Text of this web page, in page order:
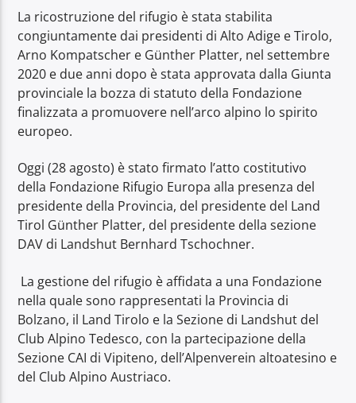
La ricostruzione del rifugio è stata stabilita
congiuntamente dai presidenti di Alto Adige e Tirolo,
Arno Kompatscher e Günther Platter, nel settembre
2020 e due anni dopo è stata approvata dalla Giunta
provinciale la bozza di statuto della Fondazione
finalizzata a promuovere nell’arco alpino lo spirito
europeo.
Oggi (28 agosto) è stato firmato l’atto costitutivo
della Fondazione Rifugio Europa alla presenza del
presidente della Provincia, del presidente del Land
Tirol Günther Platter, del presidente della sezione
DAV di Landshut Bernhard Tschochner.
La gestione del rifugio è affidata a una Fondazione
nella quale sono rappresentati la Provincia di
Bolzano, il Land Tirolo e la Sezione di Landshut del
Club Alpino Tedesco, con la partecipazione della
Sezione CAI di Vipiteno, dell’Alpenverein altoatesino e
del Club Alpino Austriaco.